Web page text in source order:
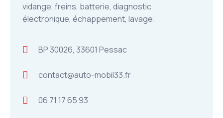
vidange, freins, batterie, diagnostic
électronique, échappement, lavage.
BP 30026, 33601 Pessac
contact@auto-mobil33.fr
06 71 17 65 93